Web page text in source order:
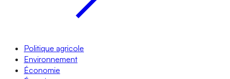
Politique agricole
Environnement
Économie